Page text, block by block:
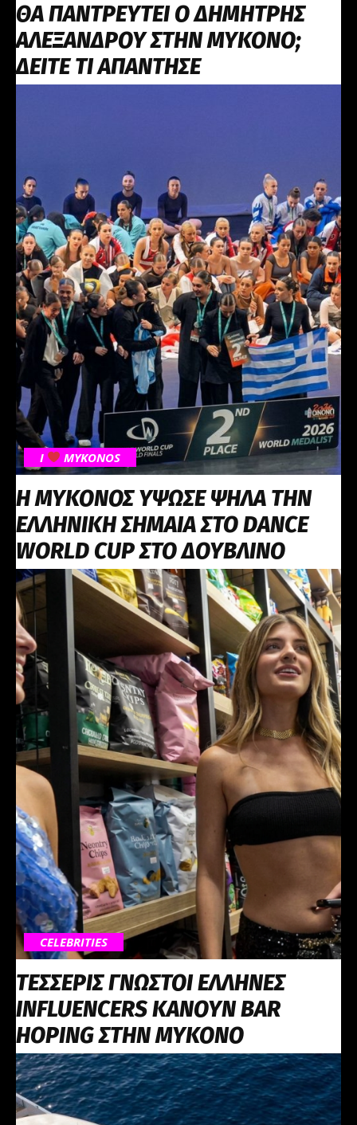
ΘΑ ΠΑΝΤΡΕΥΤΕΙ Ο ΔΗΜΗΤΡΗΣ
ΑΛΕΞΑΝΔΡΟΥ ΣΤΗΝ ΜΥΚΟΝΟ;
ΔΕΙΤΕ ΤΙ ΑΠΑΝΤΗΣΕ
I MYKONOS
Η ΜΥΚΟΝΟΣ ΥΨΩΣΕ ΨΗΛΑ ΤΗΝ
ΕΛΛΗΝΙΚΗ ΣΗΜΑΙΑ ΣTO DANCE
WORLD CUP ΣΤΟ ΔΟΥΒΛΙΝΟ
CELEBRITIES
ΤΕΣΣΕΡΙΣ ΓΝΩΣΤΟΙ ΕΛΛΗΝΕΣ
INFLUENCERS ΚΑΝΟΥΝ BAR
HOPING ΣΤΗΝ ΜΥΚΟΝΟ